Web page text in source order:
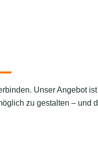
Unser Angebot
zu gestalten – und